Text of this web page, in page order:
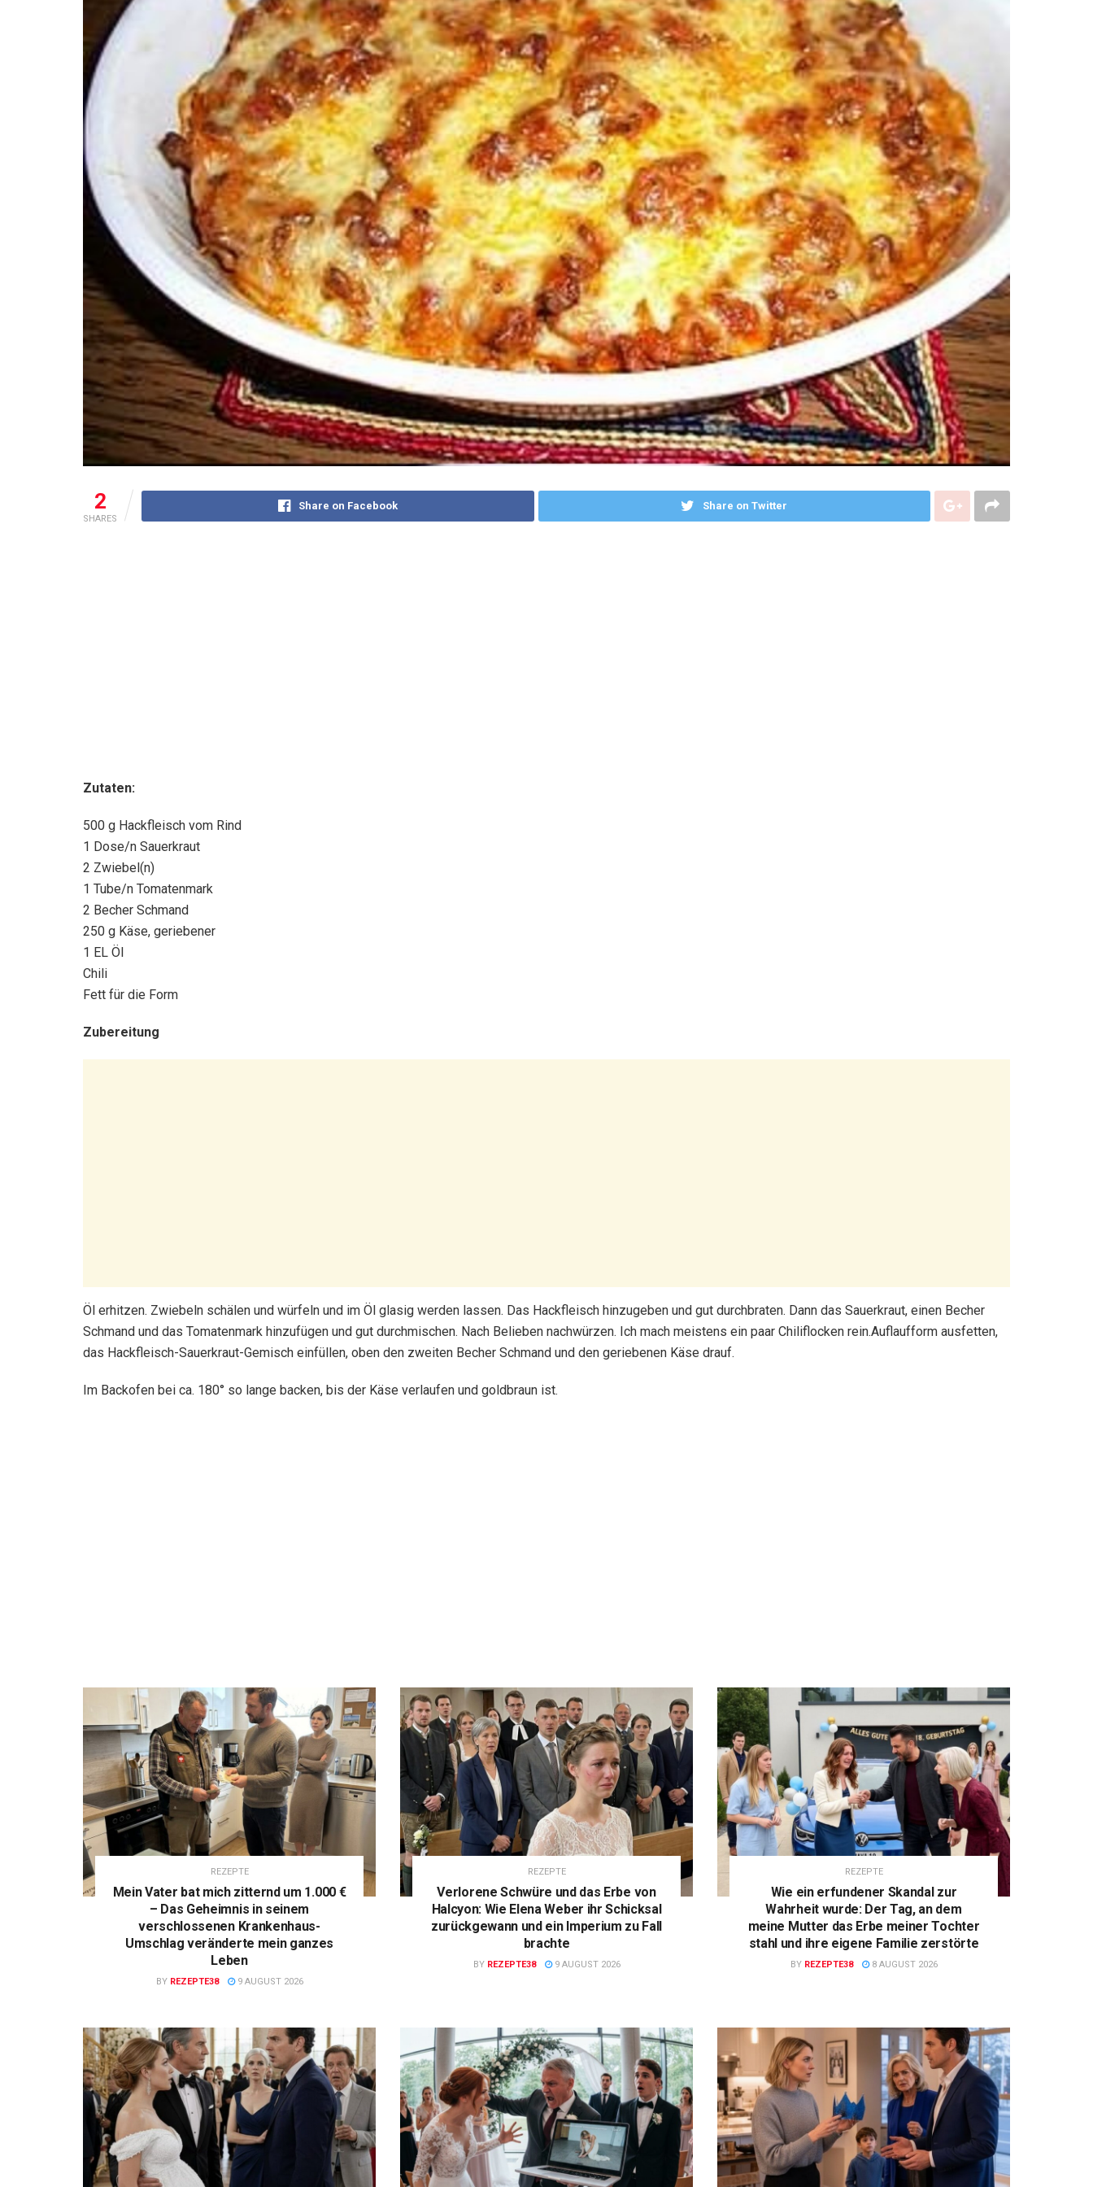
2
SHARES
Share on Facebook Share on Twitter
Zutaten:
500 g Hackfleisch vom Rind
1 Dose/n Sauerkraut
2 Zwiebel(n)
1 Tube/n Tomatenmark
2 Becher Schmand
250 g Käse, geriebener
1 EL Öl
Chili
Fett für die Form
Zubereitung
Öl erhitzen. Zwiebeln schälen und würfeln und im Öl glasig werden lassen. Das Hackfleisch hinzugeben und gut durchbraten. Dann das Sauerkraut, einen Becher
Schmand und das Tomatenmark hinzufügen und gut durchmischen. Nach Belieben nachwürzen. Ich mach meistens ein paar Chiliflocken rein.Auflaufform ausfetten,
das Hackfleisch-Sauerkraut-Gemisch einfüllen, oben den zweiten Becher Schmand und den geriebenen Käse drauf.
Im Backofen bei ca. 180° so lange backen, bis der Käse verlaufen und goldbraun ist.
REZEPTE
Mein Vater bat mich zitternd um 1.000 €
– Das Geheimnis in seinem
verschlossenen Krankenhaus-
Umschlag veränderte mein ganzes
Leben
BY REZEPTE38 9 AUGUST 2026
REZEPTE
Verlorene Schwüre und das Erbe von
Halcyon: Wie Elena Weber ihr Schicksal
zurückgewann und ein Imperium zu Fall
brachte
BY REZEPTE38 9 AUGUST 2026
REZEPTE
Wie ein erfundener Skandal zur
Wahrheit wurde: Der Tag, an dem
meine Mutter das Erbe meiner Tochter
stahl und ihre eigene Familie zerstörte
BY REZEPTE38 8 AUGUST 2026